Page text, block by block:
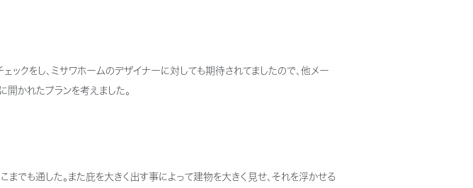
クをし、ミサワホームのデザイナーに対しても期待されてましたので、他メー
かれたプランを考えました。
までも通した。また庇を大きく出す事によって建物を大きく見せ、それを浮かせる